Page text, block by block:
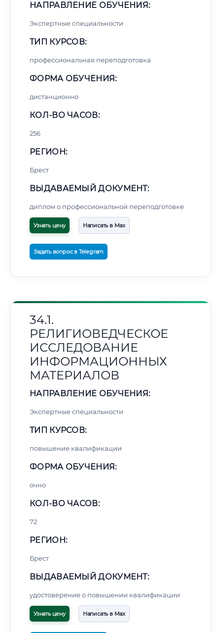
НАПРАВЛЕНИЕ ОБУЧЕНИЯ:
Экспертные специальности
ТИП КУРСОВ:
профессиональная переподготовка
ФОРМА ОБУЧЕНИЯ:
дистанционно
КОЛ-ВО ЧАСОВ:
256
РЕГИОН:
Брест
ВЫДАВАЕМЫЙ ДОКУМЕНТ:
диплом о профессиональной переподготовке
Узнать цену Написать в Max
Задать вопрос в Telegram
34.1.
РЕЛИГИОВЕДЧЕСКОЕ
ИССЛЕДОВАНИЕ
ИНФОРМАЦИОННЫХ
МАТЕРИАЛОВ
НАПРАВЛЕНИЕ ОБУЧЕНИЯ:
Экспертные специальности
ТИП КУРСОВ:
повышение квалификации
ФОРМА ОБУЧЕНИЯ:
очно
КОЛ-ВО ЧАСОВ:
72
РЕГИОН:
Брест
ВЫДАВАЕМЫЙ ДОКУМЕНТ:
удостоверение о повышении квалификации
Узнать цену Написать в Max